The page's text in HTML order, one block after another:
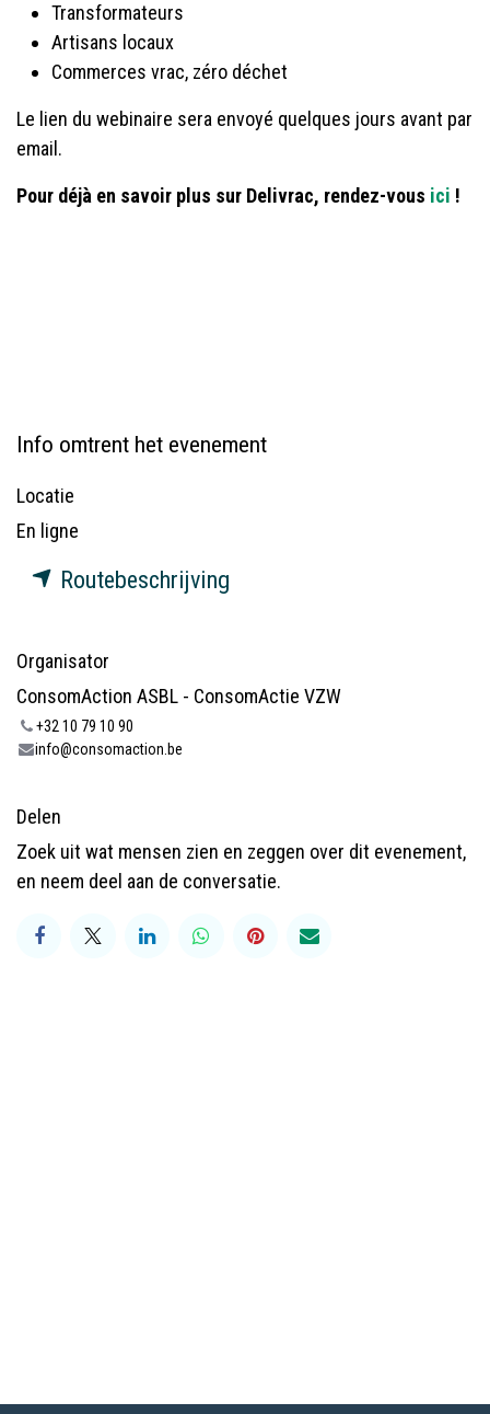
Transformateurs
Artisans locaux
Commerces vrac, zéro déchet
Le lien du webinaire sera envoyé quelques jours avant par
email.
Pour déjà en savoir plus sur Delivrac, rendez-vous ici !
Info omtrent het evenement
Locatie
En ligne
Routebeschrijving
Organisator
ConsomAction ASBL - ConsomActie VZW
+32 10 79 10 90
info@consomaction.be
Delen
Zoek uit wat mensen zien en zeggen over dit evenement,
en neem deel aan de conversatie.